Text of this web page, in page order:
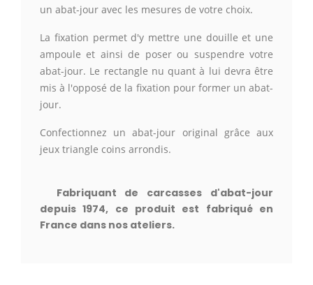
un abat-jour avec les mesures de votre choix.
La fixation permet d'y mettre une douille et une
ampoule et ainsi de poser ou suspendre votre
abat-jour. Le rectangle nu quant à lui devra être
mis à l'opposé de la fixation pour former un abat-
jour.
Confectionnez un abat-jour original grâce aux
jeux triangle coins arrondis.
Fabriquant de carcasses d'abat-jour
depuis 1974, ce produit est fabriqué en
France dans nos ateliers.